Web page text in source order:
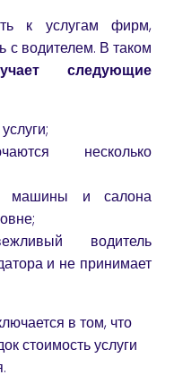
к услугам фирм,
водителем. В таком
следующие
несколько
машины и салона
водитель
и не принимает
в том, что
стоимость услуги